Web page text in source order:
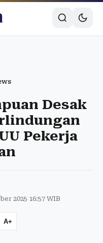
Desak
Pekerja
2025 16:57 WIB
A+